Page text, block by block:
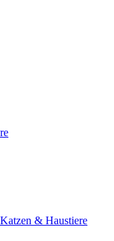
& Haustiere